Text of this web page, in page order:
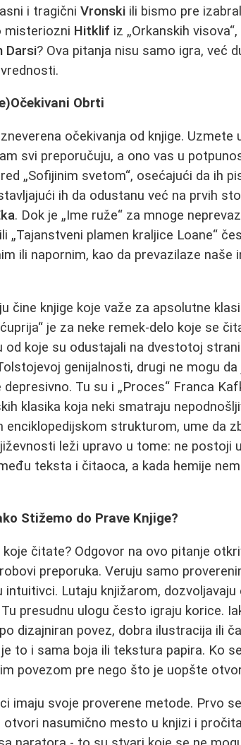
i tragičniVronski ili bismo pre
misteriozni Hitklif iz „Orkanskih
Darsi? Ova pitanja nisu samo igra, već
Obrti
očekivanja od knjige. Uzmete
svi preporučuju, a ono vas u
„Sofijinim svetom“, osećajući da ih
ih da odustanu već na prvih
. Dok je „Ime ruže“ za mnoge
„Tajanstveni plamen kraljice Loane“
ili napornim, kao da prevazilaze
čine knjige koje važe za apsolutne
je za neke remek-delo koje se
koje su odustajali na dvestotoj
genijalnosti, drugi ne mogu
Tu su i „Proces“ Franca
klasika koja neki smatraju
enciklopedijskom strukturom, ume da
leži upravo u tome: ne postoji
teksta i čitaoca, a kada hemije
Stižemo do Prave Knjige?
koje čitate? Odgovor na ovo pitanje
preporuka. Veruju samo
intuitivci. Lutaju knjižarom, dozvoljavaju
presudnu ulogu često igraju korice.
dizajniran povez, dobra ilustracija ili
to i sama boja ili tekstura papira. Ko
povezom pre nego što je uopšte
imaju svoje proverene metode. Prvo
nasumično mesto u knjizi i